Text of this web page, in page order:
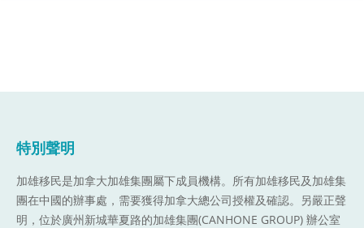
特別聲明
加雄移民是加拿大加雄集團屬下成員機構。 所有加雄移民及加雄集
團在中國的辦事處，需要獲得加拿大總公司授權及確認。另嚴正聲
明，位於廣州新城華夏路的加雄集團(CANHONE GROUP) 辦公室